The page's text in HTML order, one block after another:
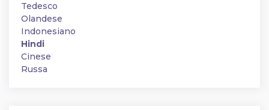
Tedesco
Olandese
Indonesiano
Hindi
Cinese
Russa